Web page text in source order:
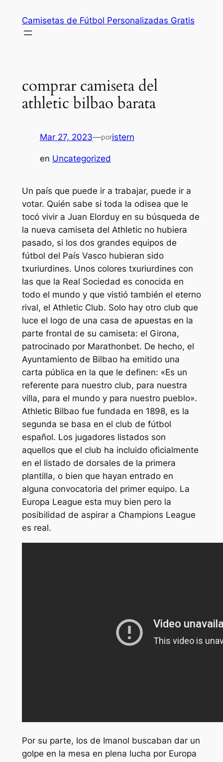
contenido
Camisetas de Fútbol Personalizadas Gratis
comprar camiseta del
athletic bilbao barata
Mar 27, 2023—poristern
en Uncategorized
Un país que puede ir a trabajar, puede ir a
votar. Quién sabe si toda la odisea que le
tocó vivir a Juan Elorduy en su búsqueda de
la nueva camiseta del Athletic no hubiera
pasado, si los dos grandes equipos de
fútbol del País Vasco hubieran sido
txuriurdines. Unos colores txuriurdines con
las que la Real Sociedad es conocida en
todo el mundo y que vistió también el eterno
rival, el Athletic Club. Solo hay otro club que
luce el logo de una casa de apuestas en la
parte frontal de su camiseta: el Girona,
patrocinado por Marathonbet. De hecho, el
Ayuntamiento de Bilbao ha emitido una
carta pública en la que le definen: «Es un
referente para nuestro club, para nuestra
villa, para el mundo y para nuestro pueblo».
Athletic Bilbao fue fundada en 1898, es la
segunda se basa en el club de fútbol
español. Los jugadores listados son
aquellos que el club ha incluido oficialmente
en el listado de dorsales de la primera
plantilla, o bien que hayan entrado en
alguna convocatoria del primer equipo. La
Europa League esta muy bien pero la
posibilidad de aspirar a Champions League
es real.
Por su parte, los de Imanol buscaban dar un
golpe en la mesa en plena lucha por Europa